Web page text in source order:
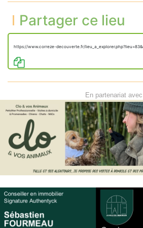
Partager ce lieu
https://www.correze-decouverte.fr/
En partenariat avec